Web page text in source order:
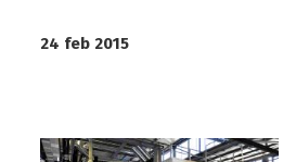
24 feb 2015